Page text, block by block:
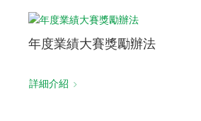
年度業績大賽獎勵辦法
詳細介紹